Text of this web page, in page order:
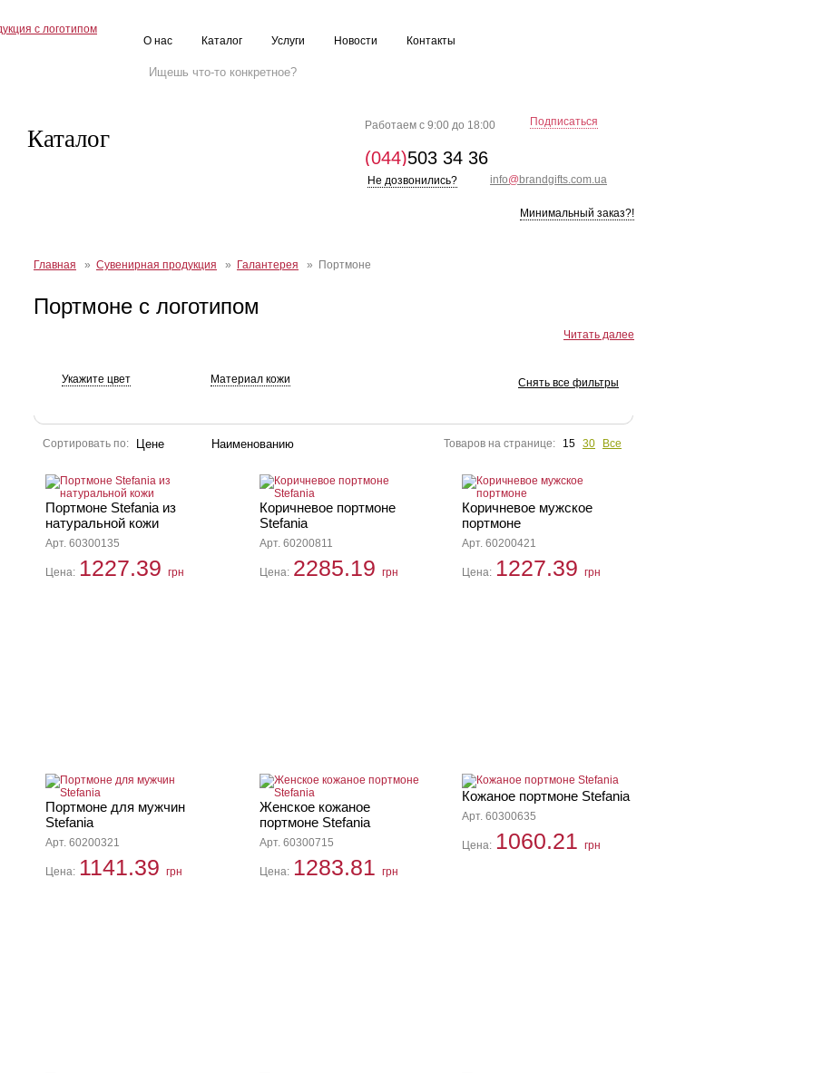
О нас Каталог Услуги Новости Контакты
Работаем с 9:00 до 18:00 Подписаться
(044)503 34 36
Не дозвонились? info@ brandgifts.com.ua
Каталог
Минимальный заказ?!
Главная » Сувенирная продукция » Галантерея » Портмоне
Портмоне с логотипом
Читать далее
Укажите цвет Материал кожи Снять все фильтры
Сортировать по: Цене Наименованию Товаров на странице: 15 30 Все
Портмоне Stefania из
натуральной кожи
Арт. 60300135
Цена: 1227.39 грн
Коричневое портмоне
Stefania
Арт. 60200811
Цена: 2285.19 грн
Коричневое мужское
портмоне
Арт. 60200421
Цена: 1227.39 грн
Портмоне для мужчин
Stefania
Арт. 60200321
Цена: 1141.39 грн
Женское кожаное
портмоне Stefania
Арт. 60300715
Цена: 1283.81 грн
Кожаное портмоне Stefania
Арт. 60300635
Цена: 1060.21 грн